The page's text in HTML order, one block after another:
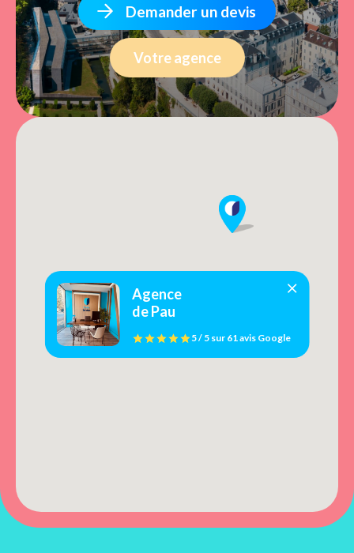
Demander un devis
Votre agence
Agence
de Pau
5 / 5sur 61 avis Google